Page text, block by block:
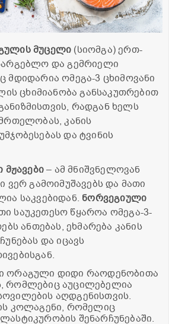
მუცელი (სიომგა) ერთ-
და გემრიელი
მდიდარია ომეგა-3 ცხიმოვანი
ცხიმიანობა განსაკუთრებით
რადგან ხელს
კანის
და ტვინის
მჟავები– ამ მნიშვნელოვან
ვერ გამოიმუშავებს და მათი
საკვებიდან. ნორვეგიული
საუკეთესო წყაროა ომეგა-3-
ანთებას, ეხმარება კანის
და იცავს
ორაგული დიდი რაოდენობითა
რომლებიც აუცილებელია
აღდგენისთვის.
კოლაგენი, რომელიც
შენარჩუნებაში.